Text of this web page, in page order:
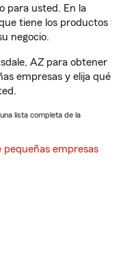
para usted. En la
tiene los productos
negocio.
AZ para obtener
empresas y elija qué
lista completa de la
pequeñas empresas